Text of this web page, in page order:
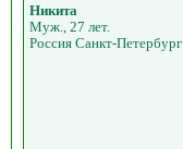
Никита
Муж., 27 лет.
Россия Санкт-Петербург